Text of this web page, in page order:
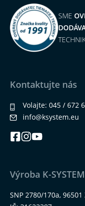
SME
Kontaktujte nás
Volajte: 045 / 672
info@ksystem.eu
Výroba K-
SNP 2780/170a,